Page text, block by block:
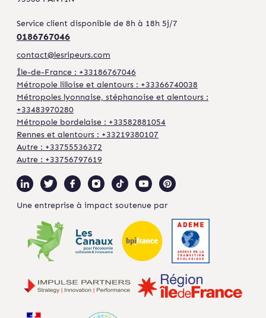
Service client disponible de 8h à 18h 5j/7
0186767046
contact@lesripeurs.com
Île-de-France : +33186767046
Métropole lilloise et alentours : +33366740038
Métropoles lyonnaise, stéphanoise et alentours :
+33483970280
Métropole bordelaise : +33582881054
Rennes et alentours : +33219380107
Autre : +33755536372
Autre : +33756797619
Une entreprise à impact soutenue par